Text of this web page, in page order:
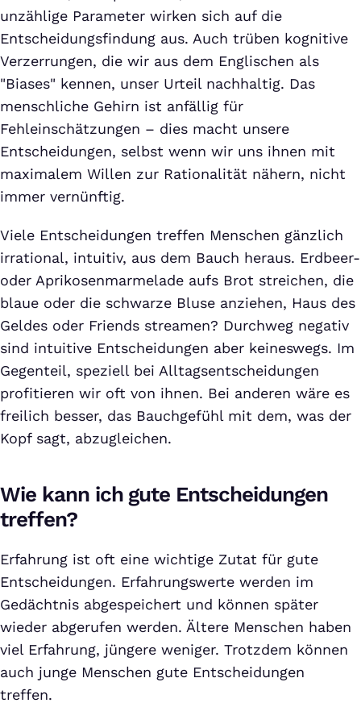
unzählige Parameter wirken sich auf die
Entscheidungsfindung aus. Auch trüben kognitive
Verzerrungen, die wir aus dem Englischen als
"Biases" kennen, unser Urteil nachhaltig. Das
menschliche Gehirn ist anfällig für
Fehleinschätzungen – dies macht unsere
Entscheidungen, selbst wenn wir uns ihnen mit
maximalem Willen zur Rationalität nähern, nicht
immer vernünftig.
Viele Entscheidungen treffen Menschen gänzlich
irrational, intuitiv, aus dem Bauch heraus. Erdbeer-
oder Aprikosenmarmelade aufs Brot streichen, die
blaue oder die schwarze Bluse anziehen, Haus des
Geldes oder Friends streamen? Durchweg negativ
sind intuitive Entscheidungen aber keineswegs. Im
Gegenteil, speziell bei Alltagsentscheidungen
profitieren wir oft von ihnen. Bei anderen wäre es
freilich besser, das Bauchgefühl mit dem, was der
Kopf sagt, abzugleichen.
Wie kann ich gute Entscheidungen
treffen?
Erfahrung ist oft eine wichtige Zutat für gute
Entscheidungen. Erfahrungswerte werden im
Gedächtnis abgespeichert und können später
wieder abgerufen werden. Ältere Menschen haben
viel Erfahrung, jüngere weniger. Trotzdem können
auch junge Menschen gute Entscheidungen
treffen.